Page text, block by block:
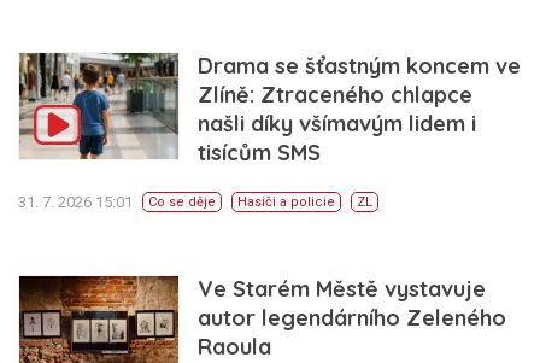
Drama se šťastným koncem ve
Zlíně: Ztraceného chlapce
našli díky všímavým lidem i
tisícům SMS
31. 7. 2026 15:01 Co se děje Hasiči a policie ZL
Ve Starém Městě vystavuje
autor legendárního Zeleného
Raoula